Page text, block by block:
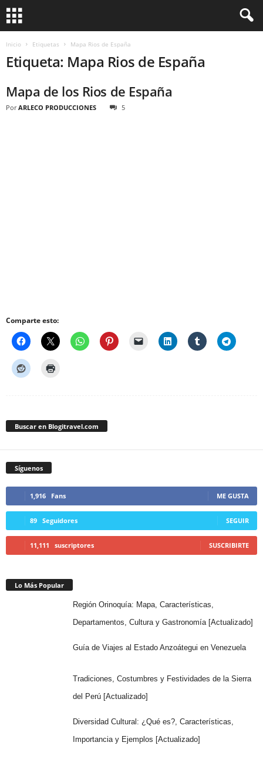
Inicio Etiquetas Mapa Rios de España
Etiqueta: Mapa Rios de España
Mapa de los Rios de España
Por ARLECO PRODUCCIONES 5
Comparte esto:
Buscar en Blogitravel.com
Síguenos
1,916 Fans ME GUSTA
89 Seguidores SEGUIR
11,111 suscriptores SUSCRIBIRTE
Lo Más Popular
Región Orinoquía: Mapa, Características,
Departamentos, Cultura y Gastronomía [Actualizado]
Guía de Viajes al Estado Anzoátegui en Venezuela
Tradiciones, Costumbres y Festividades de la Sierra
del Perú [Actualizado]
Diversidad Cultural: ¿Qué es?, Características,
Importancia y Ejemplos [Actualizado]